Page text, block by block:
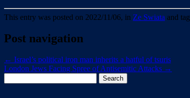
This entry was posted on 2022/11/06, in Ze Swiata and
Post navigation
← Israel’s political iron man inherits a hatful of tsuris
London Jews Facing Spree of Antisemitic Attacks →
for: